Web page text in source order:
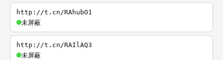
http://t.cn/RAhubO1
未屏蔽
http://t.cn/RAIlAQ3
未屏蔽